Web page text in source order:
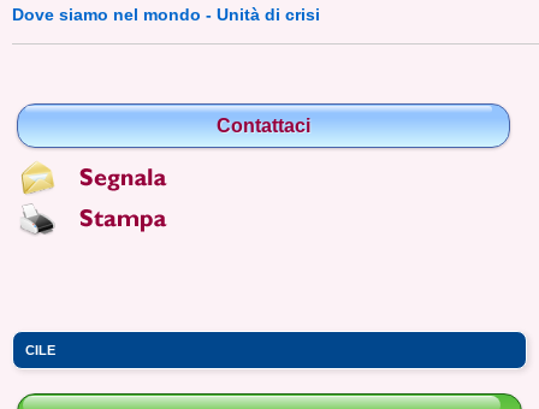
CILE
Dove siamo nel mondo - Unità di crisi
Contattaci